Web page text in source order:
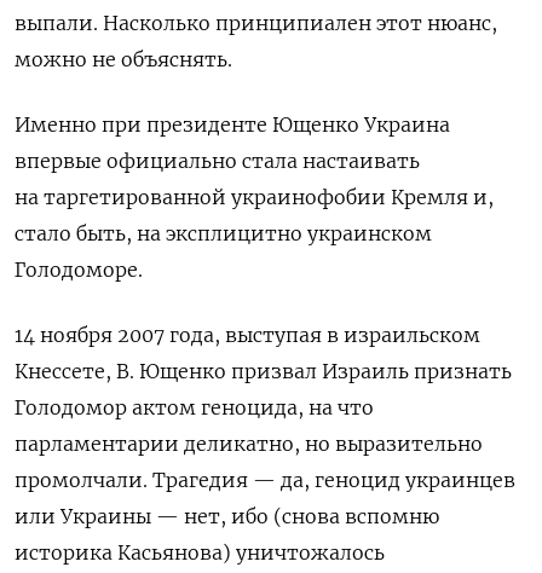
выпали. Насколько принципиален этот нюанс,
можно не объяснять.
Именно при президенте Ющенко Украина
впервые официально стала настаивать
на таргетированной украинофобии Кремля и,
стало быть, на эксплицитно украинском
Голодоморе.
14 ноября 2007 года, выступая в израильском
Кнессете, В. Ющенко призвал Израиль признать
Голодомор актом геноцида, на что
парламентарии деликатно, но выразительно
промолчали. Трагедия — да, геноцид украинцев
или Украины — нет, ибо (снова вспомню
историка Касьянова) уничтожалось